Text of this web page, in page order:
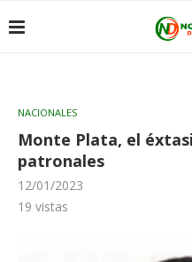
NACIONALES
Monte Plata, el
patronales
12/01/2023
19 vistas